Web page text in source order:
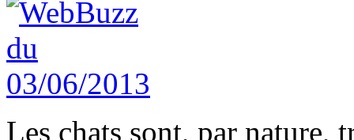
Les chats sont, par nature,